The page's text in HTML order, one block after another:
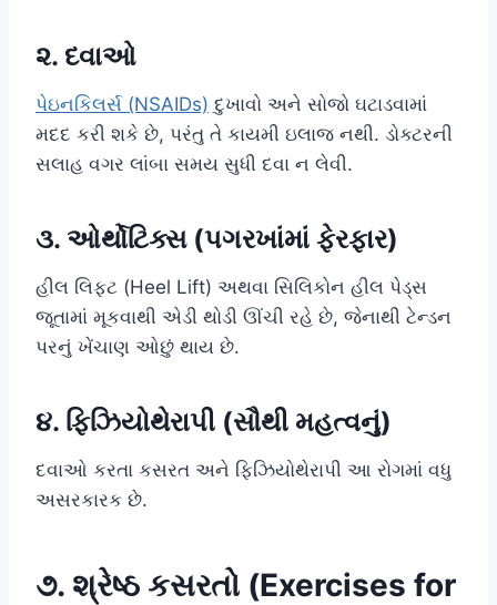
૨. દવાઓ
પેઇનકિલર્સ (NSAIDs) દુખાવો અને સોજો ઘટાડવામાં
મદદ કરી શકે છે, પરંતુ તે કાયમી ઇલાજ નથી. ડોક્ટરની
સલાહ વગર લાંબા સમય સુધી દવા ન લેવી.
૩. ઓર્થોટિક્સ (પગરખાંમાં ફેરફાર)
હીલ લિફ્ટ (Heel Lift) અથવા સિલિકોન હીલ પેડ્સ
જૂતામાં મૂકવાથી એડી થોડી ઊંચી રહે છે, જેનાથી ટેન્ડન
પરનું ખેંચાણ ઓછું થાય છે.
૪. ફિઝિયોથેરાપી (સૌથી મહત્વનું)
દવાઓ કરતા કસરત અને ફિઝિયોથેરાપી આ રોગમાં વધુ
અસરકારક છે.
૭. શ્રેષ્ઠ કસરતો (Exercises for